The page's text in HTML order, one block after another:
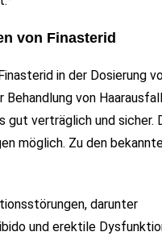
von Finasterid
in der Dosierung
Behandlung von Haarausfall
gut verträglich und sicher.
möglich. Zu den
darunter
und erektile